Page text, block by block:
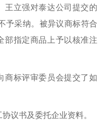
王立强对泰达公司提交的
予采纳。被异议商标符合
部指定商品上予以核准注
标评审委员会提交了如
议书及委托企业资料。